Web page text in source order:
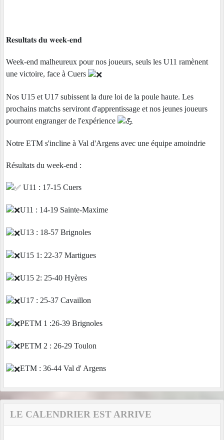
𝐑𝐞𝐬𝐮𝐥𝐭𝐚𝐭𝐬 𝐝𝐮 𝐰𝐞𝐞𝐤-𝐞𝐧𝐝
Week-end malheureux pour nos joueurs, seuls les U11 ramènent
une victoire, face à Cuers
Nos U15 et U17 subissent la dure loi de la poule haute. Les
prochains matchs serviront d'apprentissage et nos jeunes joueurs
pourront engranger de l'expérience
Notre ETM s'incline à Val d'Argens avec une équipe amoindrie
Résultats du week-end :
U11 : 17-15 Cuers
U11 : 14-19 Sainte-Maxime
U13 : 18-57 Brignoles
U15 1: 22-37 Martigues
U15 2: 25-40 Hyères
U17 : 25-37 Cavaillon
PETM 1 :26-39 Brignoles
PETM 2 : 26-29 Toulon
ETM : 36-44 Val d' Argens
LE CALENDRIER EST ARRIVE